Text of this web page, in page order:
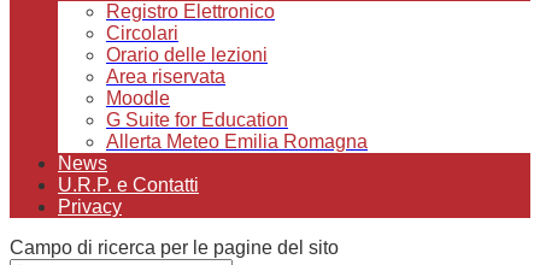
Registro Elettronico
Circolari
Orario delle lezioni
Area riservata
Moodle
G Suite for Education
Allerta Meteo Emilia Romagna
News
U.R.P. e Contatti
Privacy
Campo di ricerca per le pagine del sito